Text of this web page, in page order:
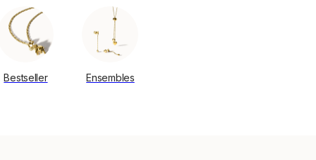
Bestseller Ensembles